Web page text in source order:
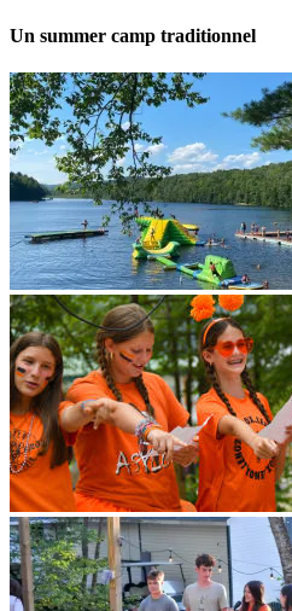
Un summer camp traditionnel